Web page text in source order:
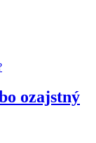
ozajstný